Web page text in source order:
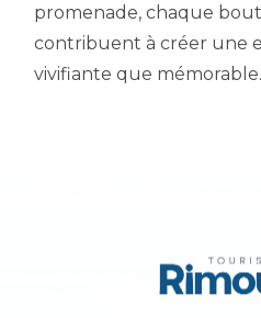
promenade, chaque
contribuent à créer une
vivifiante que mémorable.